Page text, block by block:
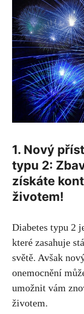
1. Nový
typu 2:
získáte
životem!
Diabetes typu 2
⁣které zasahuje‍
světě. Avšak
onemocnění
umožnit vám
životem.